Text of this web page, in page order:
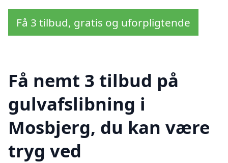
Få 3 tilbud, gratis og uforpligtende
Få nemt 3 tilbud på
gulvafslibning i
Mosbjerg, du kan være
tryg ved